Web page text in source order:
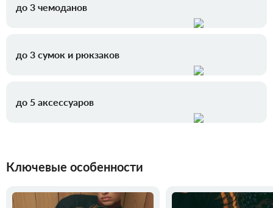
до 3 чемоданов
до 3 сумок и рюкзаков
до 5 аксессуаров
Ключевые особенности